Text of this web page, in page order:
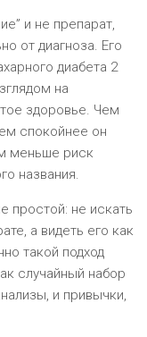
и не препарат,
от диагноза. Его
диабета 2
на
здоровье. Чем
спокойнее он
меньше риск
названия.
простой: не искать
а видеть его как
такой подход
случайный набор
и привычки,